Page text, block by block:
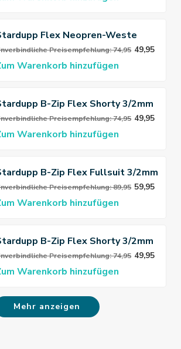
Flex Neopren-Weste
Preisempfehlung: 74,95 49,95
Warenkorb hinzufügen
B-Zip Flex Shorty 3/2mm
Männer
Preisempfehlung: 74,95 49,95
Warenkorb hinzufügen
B-Zip Flex Fullsuit 3/2mm
Damen
Preisempfehlung: 89,95 59,95
Warenkorb hinzufügen
B-Zip Flex Shorty 3/2mm
Damen
Preisempfehlung: 74,95 49,95
Warenkorb hinzufügen
Mehr anzeigen